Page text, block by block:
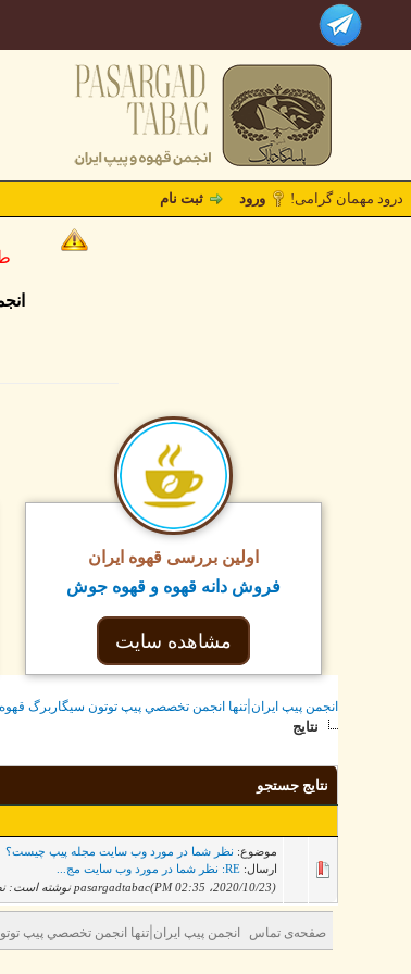
درود مهمان گرامی! ورود ثبت نام
اولین بررسی قهوه ایران
فروش دانه قهوه و قهوه جوش
مشاهده سایت
انجمن پيپ ايران|تنها انجمن تخصصي پيپ توتون سيگاربرگ
نتایج
نتایج جستجو
موضوع: نظر شما در مورد وب سایت مجله پیپ چیست؟
ارسال:RE: نظر شما در مورد وب سایت مج...
(2020/10/23، 02:35 PM)pasargadtabac نوشته است: نظر شما در مورد وب سایت مجله پیپ چیست؟ https://pipesmagazine.info :exclamation: بنظرم برای راهنم�...
صفحه‌ی تماس انجمن پيپ ايران|تنها انجمن تخصصي پيپ